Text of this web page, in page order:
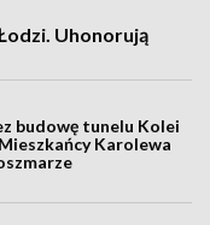
Uhonorują
budowę tunelu Kolei
Karolewa